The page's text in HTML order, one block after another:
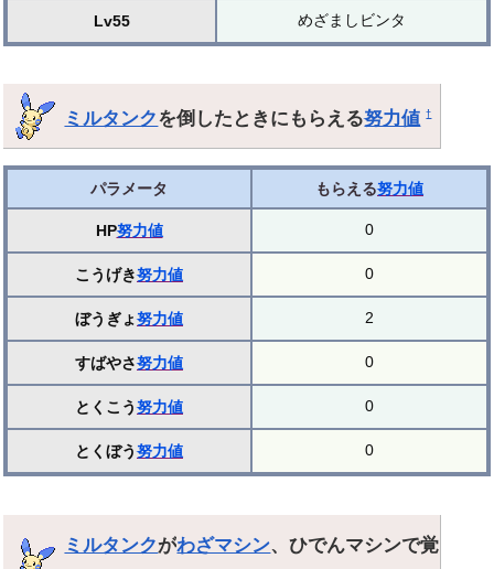
Lv55 めざましビンタ
ミルタンクを倒したときにもらえる努力値 †
パラメータ もらえる努力値
HP努力値 0
こうげき努力値 0
ぼうぎょ努力値 2
すばやさ努力値 0
とくこう努力値 0
とくぼう努力値 0
ミルタンクがわざマシン、ひでんマシンで覚